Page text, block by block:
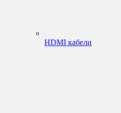
HDMI кабели